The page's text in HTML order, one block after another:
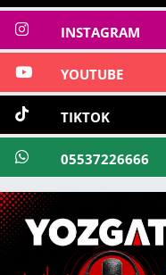
INSTAGRAM
YOUTUBE
TIKTOK
05537226666